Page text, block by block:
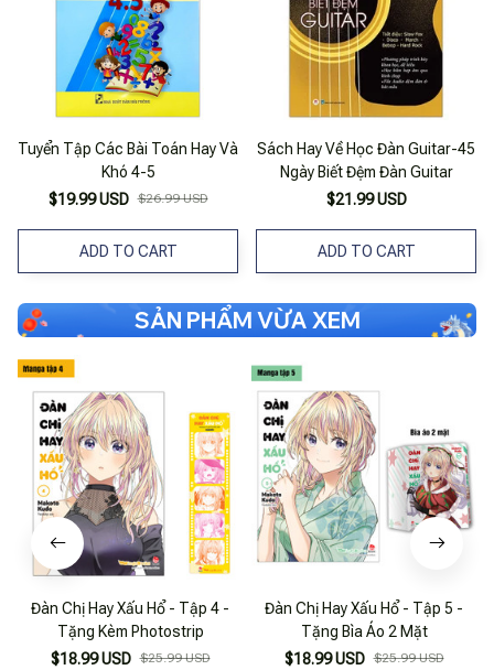
Tuyển Tập Các Bài Toán Hay Và
Khó 4-5
$19.99 USD $26.99 USD
ADD TO CART
Sách Hay Về Học Đàn Guitar-45
Ngày Biết Đệm Đàn Guitar
$21.99 USD
ADD TO CART
SẢN PHẨM VỪA XEM
Đàn Chị Hay Xấu Hổ - Tập 4 -
Tặng Kèm Photostrip
$18.99 USD $25.99 USD
Đàn Chị Hay Xấu Hổ - Tập 5 -
Tặng Bìa Áo 2 Mặt
$18.99 USD $25.99 USD